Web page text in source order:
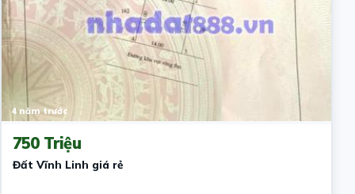
4 năm trước
750 Triệu
Đất Vĩnh Linh giá rẻ